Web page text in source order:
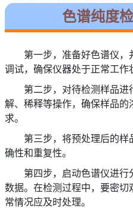
色谱纯度
第一步，准备好色谱仪
调试，确保仪器处于正常工作
第二步，对待检测样品
解、稀释等操作，确保样品
求。
第三步，将预处理后的
确性和重复性。
第四步，启动色谱仪进
数据。在检测过程中，要密
常情况应及时处理。